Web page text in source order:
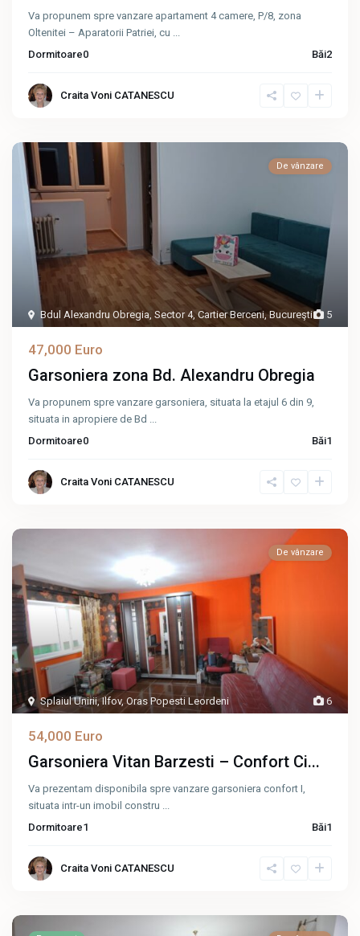
Va propunem spre vanzare apartament 4 camere, P/8, zona
Oltenitei – Aparatorii Patriei, cu ...
Dormitoare0 Băi2
Craita Voni CATANESCU
5
Bdul Alexandru Obregia,Sector 4,Cartier Berceni,Bucureşti
De vânzare
47,000 Euro
Garsoniera zona Bd. Alexandru Obregia
Va propunem spre vanzare garsoniera, situata la etajul 6 din 9,
situata in apropiere de Bd ...
Dormitoare0 Băi1
Craita Voni CATANESCU
6
Splaiul Unirii,Ilfov,Oras Popesti Leordeni
De vânzare
54,000 Euro
Garsoniera Vitan Barzesti – Confort Ci...
Va prezentam disponibila spre vanzare garsoniera confort I,
situata intr-un imobil constru ...
Dormitoare1 Băi1
Craita Voni CATANESCU